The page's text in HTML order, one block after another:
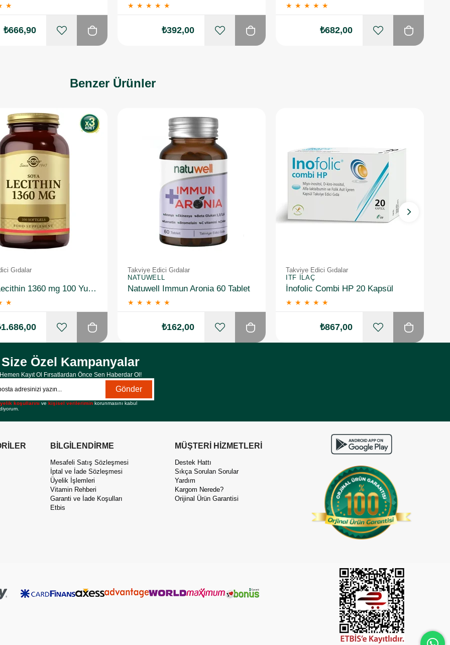
★
₺666,90
★ ★ ★ ★ ★
₺392,00
★ ★ ★ ★ ★
₺682,00
Benzer Ürünler
Gıdalar
Solgar Lecithin 1360 mg 100 Yumuşak Jelatin Kapsül 3 Adet
★
Takviye Edici Gıdalar
NATUWELL
Natuwell Immun Aronia 60 Tablet
★ ★ ★ ★ ★
₺162,00
Takviye Edici Gıdalar
ITF İLAÇ
İnofolic Combi HP 20 Kapsül
★ ★ ★ ★ ★
₺867,00
Size Özel Kampanyalar
Hemen Kayıt Ol Fırsatlardan Önce Sen Haberdar Ol!
Gönder
koşullarını vekişisel verilerimin korunmasını kabul
BİLGİLENDİRME
Mesafeli Satış Sözleşmesi
İptal ve İade Sözleşmesi
Üyelik İşlemleri
Vitamin Rehberi
Garanti ve İade Koşulları
Etbis
MÜŞTERİ HİZMETLERİ
Destek Hattı
Sıkça Sorulan Sorular
Yardım
Kargom Nerede?
Orijinal Ürün Garantisi